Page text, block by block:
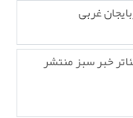
غربی
تئاتر خبر سبز منتشر